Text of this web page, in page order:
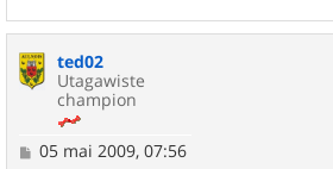
ted02
Utagawiste
champion
M
05 mai 2009, 07:56